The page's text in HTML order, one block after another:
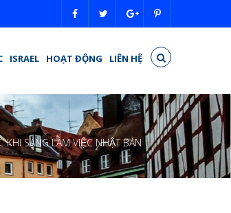
ISRAEL HOẠT ĐỘNG LIÊN HỆ
SANG LÀM VIỆC NHẬT BẢN